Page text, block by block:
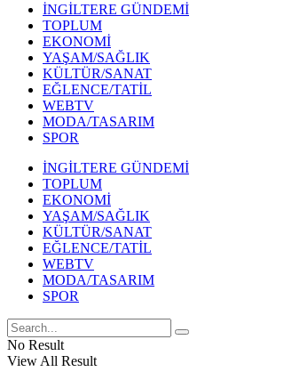
İNGİLTERE GÜNDEMİ
TOPLUM
EKONOMİ
YAŞAM/SAĞLIK
KÜLTÜR/SANAT
EĞLENCE/TATİL
WEBTV
MODA/TASARIM
SPOR
İNGİLTERE GÜNDEMİ
TOPLUM
EKONOMİ
YAŞAM/SAĞLIK
KÜLTÜR/SANAT
EĞLENCE/TATİL
WEBTV
MODA/TASARIM
SPOR
No Result
View All Result